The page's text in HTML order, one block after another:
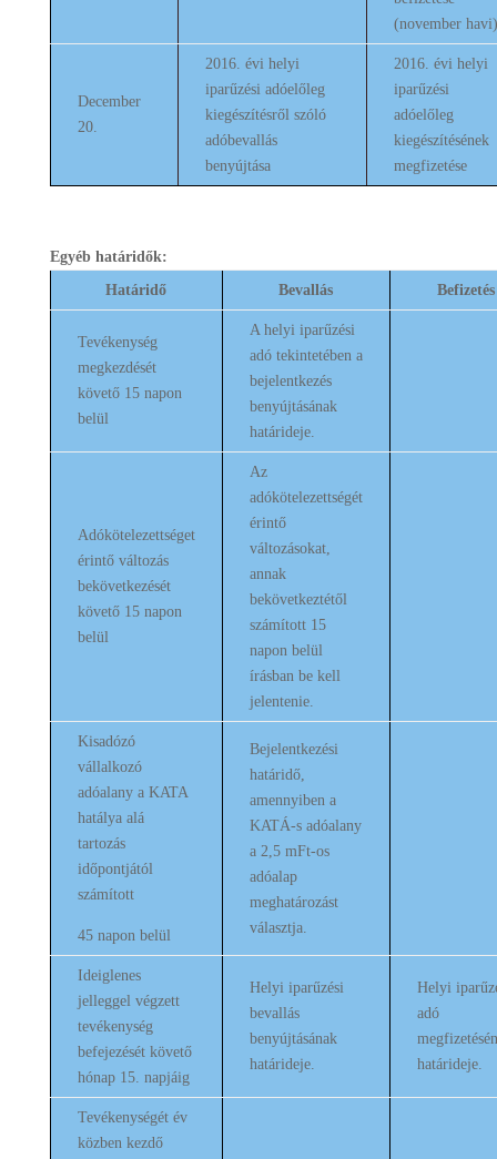
(november havi)
December
20.
2016. évi helyi
iparűzési adóelőleg
kiegészítésről szóló
adóbevallás
benyújtása
2016. évi helyi
iparűzési
adóelőleg
kiegészítésének
megfizetése
Egyéb határidők:
Határidő
Bevallás Befizetés
Tevékenység
megkezdését
követő 15 napon
belül
A helyi iparűzési
adó tekintetében a
bejelentkezés
benyújtásának
határideje.
Adókötelezettséget
érintő változás
bekövetkezését
követő 15 napon
belül
Az
adókötelezettségét
érintő
változásokat,
annak
bekövetkeztétől
számított 15
napon belül
írásban be kell
jelentenie.
Kisadózó
vállalkozó
adóalany a KATA
hatálya alá
tartozás
időpontjától
számított
45 napon belül
Bejelentkezési
határidő,
amennyiben a
KATÁ-s adóalany
a 2,5 mFt-os
adóalap
meghatározást
választja.
Ideiglenes
jelleggel végzett
tevékenység
befejezését követő
hónap 15. napjáig
Helyi iparűzési
bevallás
benyújtásának
határideje.
Helyi
adó
határideje.
Tevékenységét év
közben kezdő